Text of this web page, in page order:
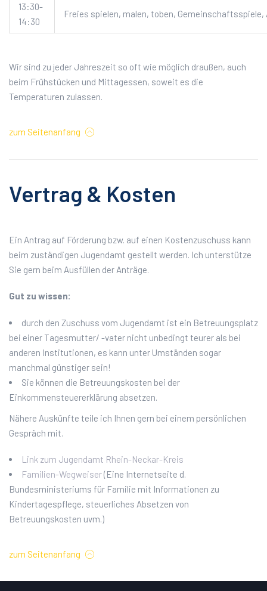
13:30-
14:30
Freies spielen, malen, toben, Gemeinschaftsspiele,
Wir sind zu jeder Jahreszeit so oft wie möglich draußen, auch
beim Frühstücken und Mittagessen, soweit es die
Temperaturen zulassen.
zum Seitenanfang
Vertrag & Kosten
Ein Antrag auf Förderung bzw. auf einen Kostenzuschuss kann
beim zuständigen Jugendamt gestellt werden. Ich unterstütze
Sie gern beim Ausfüllen der Anträge.
Gut zu wissen:
durch den Zuschuss vom Jugendamt ist ein Betreuungsplatz
bei einer Tagesmutter/ -vater nicht unbedingt teurer als bei
anderen Institutionen, es kann unter Umständen sogar
manchmal günstiger sein!
Sie können die Betreuungskosten bei der
Einkommensteuererklärung absetzen.
Nähere Auskünfte teile ich Ihnen gern bei einem persönlichen
Gespräch mit.
Link zum Jugendamt Rhein-Neckar-Kreis
Familien-Wegweiser(Eine Internetseite d.
Bundesministeriums für Familie mit Informationen zu
Kindertagespflege, steuerliches Absetzen von
Betreuungskosten uvm.)
zum Seitenanfang